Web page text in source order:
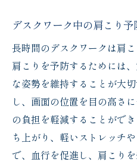
デスクワーク中の肩こり予
長時間のデスクワークは肩
肩こりを予防するためには
な姿勢を維持することが大
し、画面の位置を目の高さ
の負担を軽減することがで
ち上がり、軽いストレッチ
で、血行を促進し、肩こり